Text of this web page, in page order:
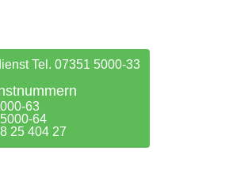
Tel. 07351 5000-33
63
64
25 404 27